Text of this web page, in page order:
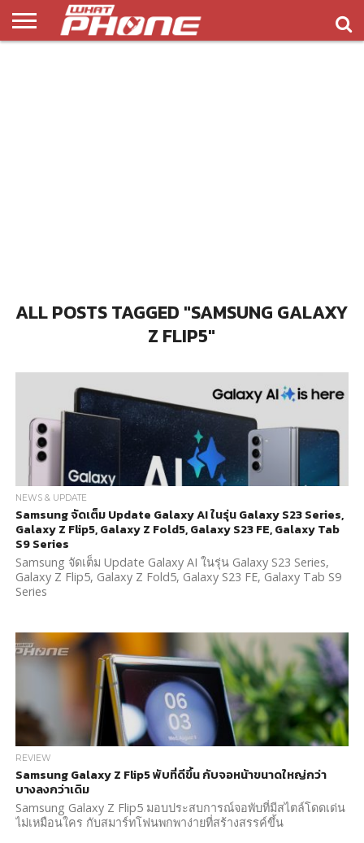
ALL POSTS TAGGED "SAMSUNG GALAXY
Z FLIP5"
NEWS & UPDATE
Samsung จัดเต็ม Update Galaxy AI ในรุ่น Galaxy S23 Series,
Galaxy Z Flip5, Galaxy Z Fold5, Galaxy S23 FE, Galaxy Tab
S9 Series
Samsung จัดเต็ม Update Galaxy AI ในรุ่น Galaxy S23 Series,
Galaxy Z Flip5, Galaxy Z Fold5, Galaxy S23 FE, Galaxy Tab S9
Series
REVIEW
Samsung Galaxy Z Flip5 พับที่ดีขึ้น กับจอหน้าขนาดใหญ่กว่า
บางลงกว่าเดิม
Samsung Galaxy Z Flip5 มอบประสบการณ์จอพับที่มีสไตล์โดดเด่น
ไม่เหมือนใคร กับสมาร์ทโฟนพกพาง่ายที่สร้างสรรค์ขึ้น